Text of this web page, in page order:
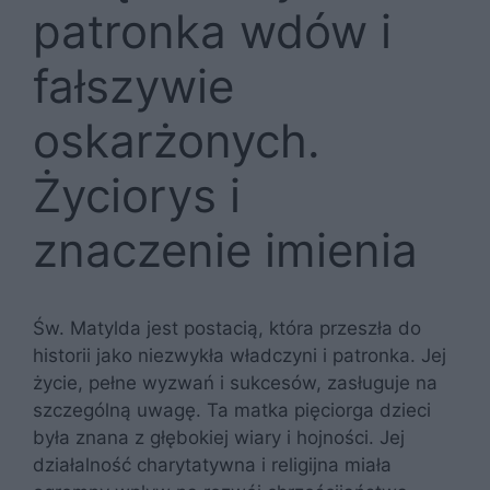
patronka wdów i
fałszywie
oskarżonych.
Życiorys i
znaczenie imienia
Św. Matylda jest postacią, która przeszła do
historii jako niezwykła władczyni i patronka. Jej
życie, pełne wyzwań i sukcesów, zasługuje na
szczególną uwagę. Ta matka pięciorga dzieci
była znana z głębokiej wiary i hojności. Jej
działalność charytatywna i religijna miała